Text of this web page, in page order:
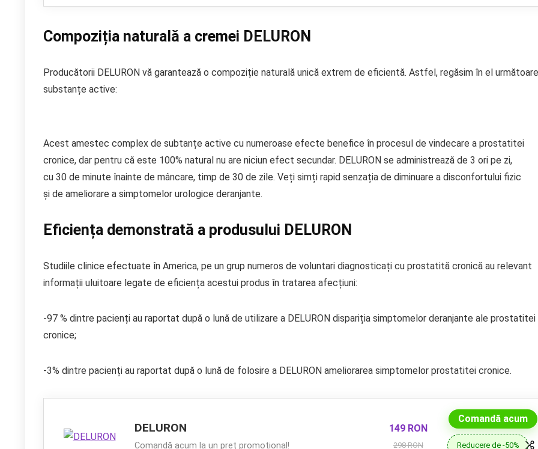
Compoziția naturală a cremei DELURON
Producătorii DELURON vă garantează o compoziție naturală unică extrem de eficientă. Astfel, regăsim în el
substanțe active:
Acest amestec complex de subtanțe active cu numeroase efecte benefice în procesul de vindecare a prostatitei
cronice, dar pentru că este 100% natural nu are niciun efect secundar. DELURON se administrează de 3 ori pe zi,
cu 30 de minute înainte de mâncare, timp de 30 de zile. Veți simți rapid senzația de diminuare a disconfortului fizic
și de ameliorare a simptomelor urologice deranjante.
Eficiența demonstrată a produsului DELURON
Studiile clinice efectuate în America, pe un grup numeros de voluntari diagnosticați cu prostatită cronică au relevant
informații uluitoare legate de eficiența acestui produs în tratarea afecțiuni:
-97 % dintre pacienți au raportat după o lună de utilizare a DELURON dispariția simptomelor deranjante ale prostatitei
cronice;
-3% dintre pacienți au raportat după o lună de folosire a DELURON ameliorarea simptomelor prostatitei cronice.
DELURON
Comandă acum la un preț promoțional!
149 RON
298 RON
Comandă acum
Reducere de -50%